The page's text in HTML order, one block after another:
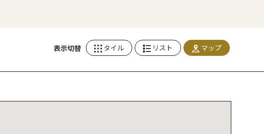
表示切替 タイル リスト マップ